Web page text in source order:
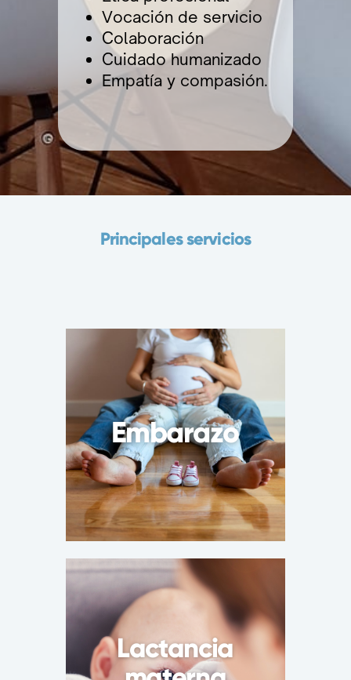
Vocación de servicio
Colaboración
Cuidado humanizado
Empatía y compasión.
Principales servicios
Embarazo
Lactancia